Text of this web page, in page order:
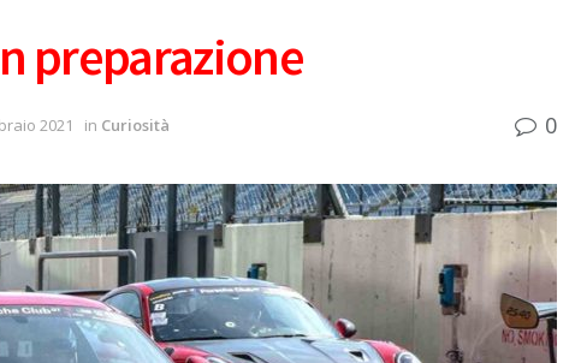
preparazione
2021 in Curiosità 0